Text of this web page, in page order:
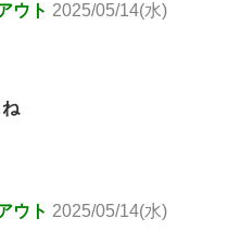
ウト 2025/05/14(水)
ウト 2025/05/14(水)